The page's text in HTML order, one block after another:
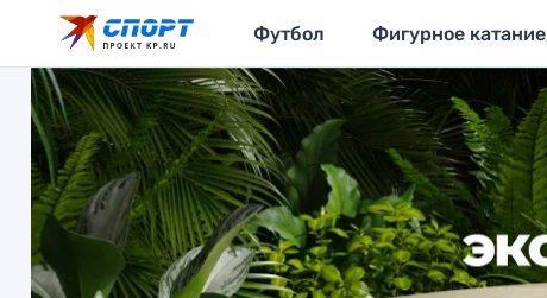
Футбол Фигурное катание